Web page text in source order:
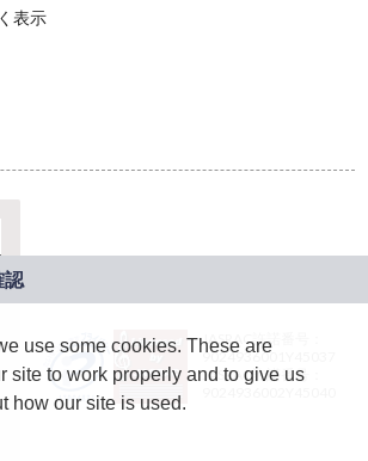
表示
JASRAC許諾番号：
9024936001Y45037
JASRAC許諾番号：
use some cookies. These are
site to work properly and to give us
how our site is used.